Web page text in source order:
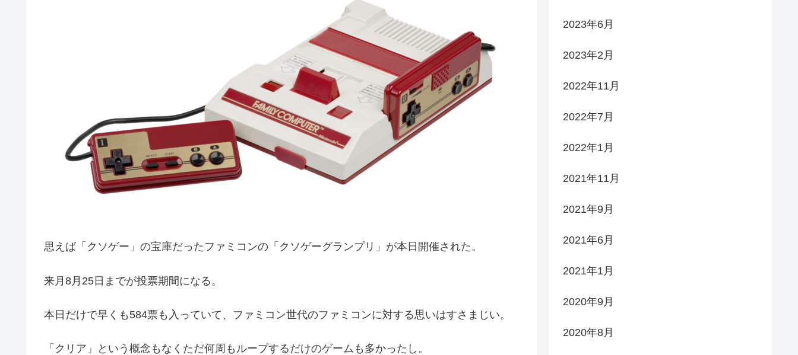
思えば「クソゲー」の宝庫だったファミコンの「クソゲーグランプリ」が本日開催された。
来月8月25日までが投票期間になる。
本日だけで早くも584票も入っていて、ファミコン世代のファミコンに対する思いはすさまじい。
「クリア」という概念もなくただ何周もループするだけのゲームも多かったし。
2023年6月
2023年2月
2022年11月
2022年7月
2022年1月
2021年11月
2021年9月
2021年6月
2021年1月
2020年9月
2020年8月